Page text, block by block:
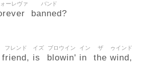
ーレヴァ
banned?
バンド
friend,
フレンド
is
イズ
blowin'
ブロウイン
in
イン
the
ザ
wind,
ゥインド